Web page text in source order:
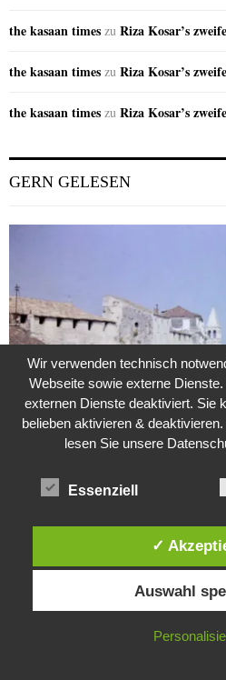
the kasaan times zu Riza Kosar’s
the kasaan times zu Riza Kosar’s
the kasaan times zu Riza Kosar’s
GERN GELESEN
Weitere Suche nach der Identität der
Hartz 4 – Der Staat
20. Juni 2017
Diese Website verwendet Cookies.
Website stimmst du der Verwendung
IN
Wir verwenden technisch
Webseite sowie externe
externen Dienste deaktiviert. Sie
belieben aktivieren &
lesen Sie unsere
Essenziell
✓
Auswahl